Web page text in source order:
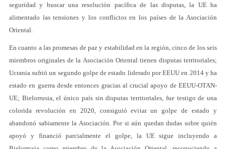
seguridad y buscar una resolución pacífica de las disputas, la UE ha
alimentado las tensiones y los conflictos en los países de la Asociación
Oriental.
En cuanto a las promesas de paz y estabilidad en la región, cinco de los seis
miembros originales de la Asociación Oriental tienen disputas territoriales;
Ucrania sufrió un segundo golpe de estado liderado por EEUU en 2014 y ha
estado en guerra desde entonces gracias al crucial apoyo de EEUU-OTAN-
UE; Bielorrusia, el único país sin disputas territoriales, fue testigo de una
colorida revolución en 2020, consiguió evitar un golpe de estado y
abandonó sabiamente la Asociación. Por si aún quedan dudas sobre quién
apoyó y financió parcialmente el golpe, la UE sigue incluyendo a